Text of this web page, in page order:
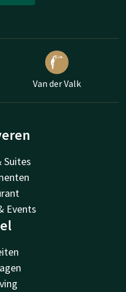
Van der Valk
Suites
Events